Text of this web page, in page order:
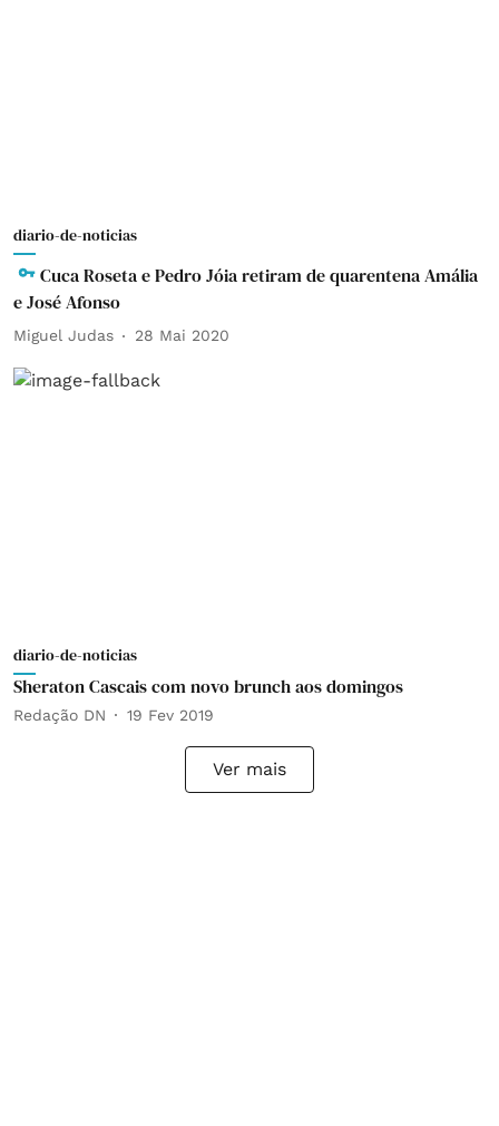
diario-de-noticias
Cuca Roseta e Pedro Jóia retiram de quarentena Amália
e José Afonso
Miguel Judas 28 Mai 2020
diario-de-noticias
Sheraton Cascais com novo brunch aos domingos
Redação DN 19 Fev 2019
Ver mais